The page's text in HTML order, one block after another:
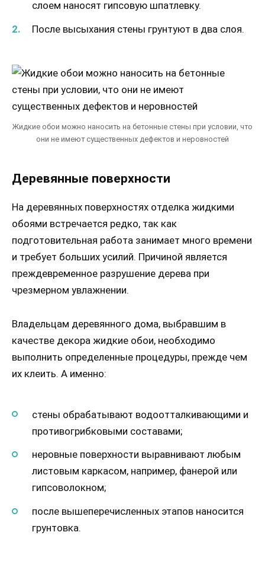
слоем наносят гипсовую шпатлевку.
После высыхания стены грунтуют в два слоя.
Жидкие обои можно наносить на бетонные стены при условии, что
они не имеют существенных дефектов и неровностей
Деревянные поверхности
На деревянных поверхностях отделка жидкими
обоями встречается редко, так как
подготовительная работа занимает много времени
и требует больших усилий. Причиной является
преждевременное разрушение дерева при
чрезмерном увлажнении.
Владельцам деревянного дома, выбравшим в
качестве декора жидкие обои, необходимо
выполнить определенные процедуры, прежде чем
их клеить. А именно:
стены обрабатывают водоотталкивающими и
противогрибковыми составами;
неровные поверхности выравнивают любым
листовым каркасом, например, фанерой или
гипсоволокном;
после вышеперечисленных этапов наносится
грунтовка.